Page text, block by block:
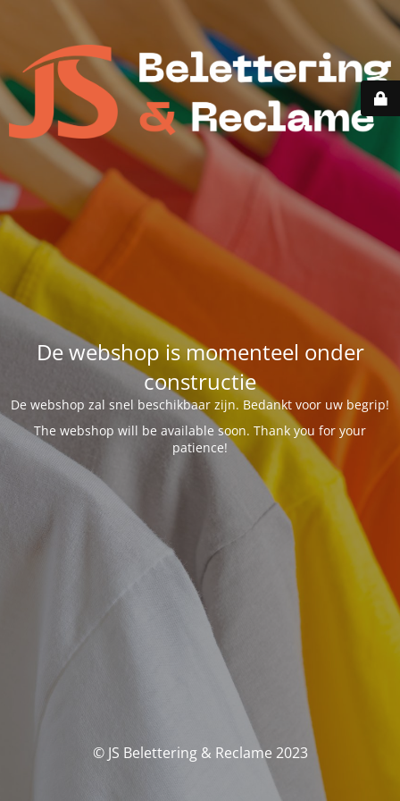
De webshop is momenteel onder
constructie
De webshop zal snel beschikbaar zijn. Bedankt voor uw begrip!
The webshop will be available soon. Thank you for your
patience!
© JS Belettering & Reclame 2023